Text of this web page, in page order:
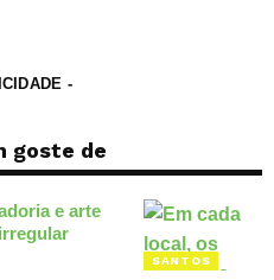
-
goste de
SANTOS
e arte